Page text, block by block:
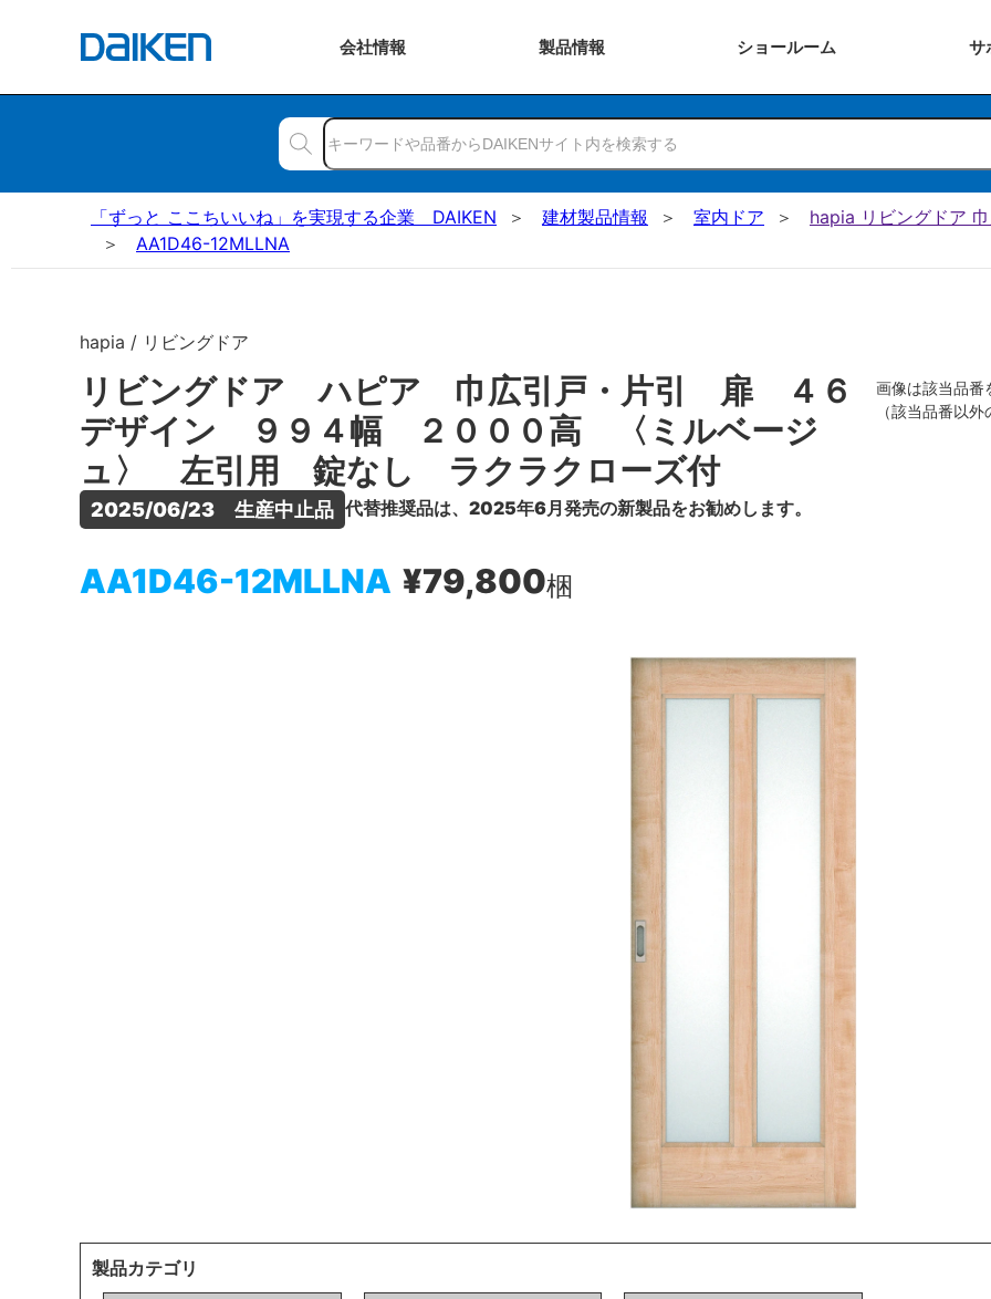
会社情報 製品情報 ショールーム サ
「ずっと ここちいいね」を実現する企業 DAIKEN 建材製品情報 室内ドア hapia リビングドア
AA1D46-12MLLNA
hapia / リビングドア
リビングドア ハピア 巾広引戸・片引 扉 ４６
デザイン ９９４幅 ２０００高 〈ミルベージ
ュ〉 左引用 錠なし ラクラクローズ付
2025/06/23　生産中止品 代替推奨品は、2025年6月発売の新製品をお勧めします。
AA1D46-12MLLNA ¥79,800梱
画像は該当品番
（該当品番以
製品カテゴリ